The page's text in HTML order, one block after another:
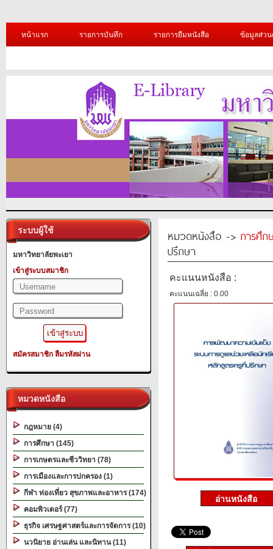
หน้าแรก รายการบันทึก รายการยืมหนังสือ ข้อมูลส่ว
ระบบผู้ใช้
มหาวิทยาลัยพะเยา
เข้าสู่ระบบสมาชิก
สมัครสมาชิก ลืมรหัสผ่าน
หมวดหนังสือ
กฎหมาย (4)
การศึกษา (145)
การเกษตรและชีววิทยา (78)
การเมืองและการปกครอง (1)
กีฬา ท่องเที่ยว สุขภาพและอาหาร (174)
คอมพิวเตอร์ (77)
ธุรกิจ เศรษฐศาสตร์และการจัดการ (10)
นวนิยาย อ่านเล่น และนิทาน (11)
หมวดหนังสือ -> การศึก
ปรึกษา
คะแนนหนังสือ :
คะแนนเฉลี่ย : 0.00